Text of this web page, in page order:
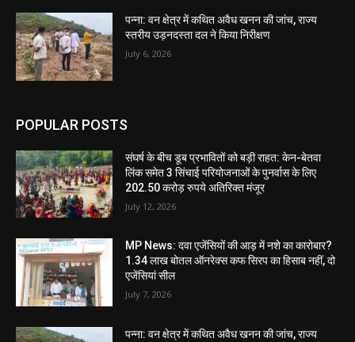
पन्ना: वन क्षेत्र में कथित अवैध खनन की जांच, राज्य
स्तरीय उड़नदस्ता दल ने किया निरीक्षण
July 6, 2026
POPULAR POSTS
संघर्ष के बीच डूब प्रभावितों को बड़ी राहत: केन-बेतवा
लिंक समेत 3 सिंचाई परियोजनाओं के पुनर्वास के लिए
202.50 करोड़ रुपये अतिरिक्त मंजूर
July 12, 2026
MP News: दवा एजेंसियों की आड़ में नशे का कारोबार?
1.34 लाख बोतल ऑनरेक्स कफ सिरप का हिसाब नहीं, दो
एजेंसियां सील
July 7, 2026
पन्ना: वन क्षेत्र में कथित अवैध खनन की जांच, राज्य